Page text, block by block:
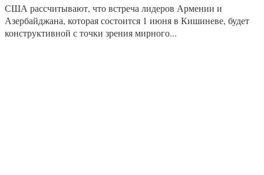
США рассчитывают, что встреча лидеров Армении и
Азербайджана, которая состоится 1 июня в Кишиневе, будет
конструктивной с точки зрения мирного...